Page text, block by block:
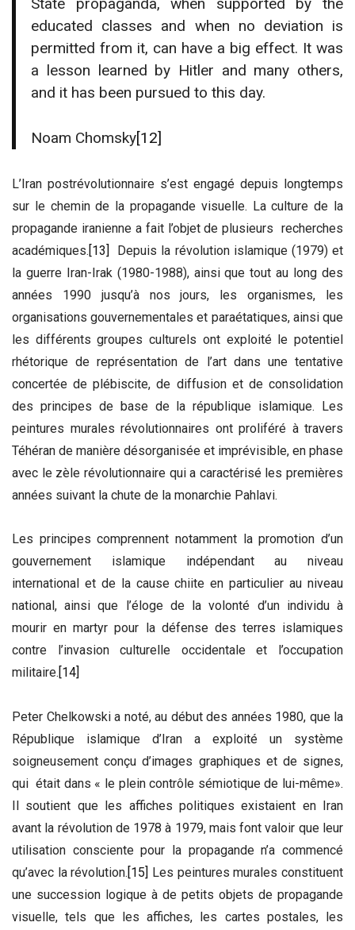
educated classes and when no deviation is
permitted from it, can have a big effect. It was
a lesson learned by Hitler and many others,
and it has been pursued to this day.
Noam Chomsky[12]
L’Iran postrévolutionnaire s’est engagé depuis longtemps
sur le chemin de la propagande visuelle. La culture de la
propagande iranienne a fait l’objet de plusieurs recherches
académiques. [13]
Depuis la révolution islamique (1979) et
la guerre Iran-Irak (1980-1988), ainsi que tout au long des
années 1990 jusqu’à nos jours, les organismes, les
organisations gouvernementales et paraétatiques, ainsi que
les différents groupes culturels ont exploité le potentiel
rhétorique de représentation de l’art dans une tentative
concertée de plébiscite, de diffusion et de consolidation
des principes de base de la république islamique. Les
peintures murales révolutionnaires ont proliféré à travers
Téhéran de manière désorganisée et imprévisible, en phase
avec le zèle révolutionnaire qui a caractérisé les premières
années suivant la chute de la monarchie Pahlavi.
Les principes comprennent notamment la promotion d’un
gouvernement islamique indépendant au niveau
international et de la cause chiite en particulier au niveau
national, ainsi que l’éloge de la volonté d’un individu à
mourir en martyr pour la défense des terres islamiques
contre l’invasion culturelle occidentale et l’occupation
militaire. [14]
Peter Chelkowski a noté, au début des années 1980, que la
République islamique d’Iran a exploité un système
soigneusement conçu d’images graphiques et de signes,
qui était dans « le plein contrôle sémiotique de lui-même».
Il soutient que les affiches politiques existaient en Iran
avant la révolution de 1978 à 1979, mais font valoir que leur
utilisation consciente pour la propagande n’a commencé
qu’avec la révolution.[15] Les peintures murales constituent
une succession logique à de petits objets de propagande
visuelle, tels que les affiches, les cartes postales, les